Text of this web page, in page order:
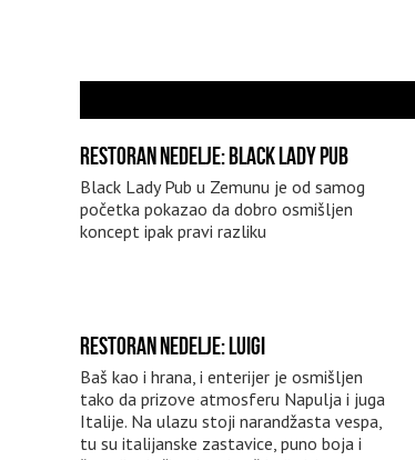
RESTORAN NEDELJE: BLACK LADY PUB
Black Lady Pub u Zemunu je od samog
početka pokazao da dobro osmišljen
koncept ipak pravi razliku
RESTORAN NEDELJE: LUIGI
Baš kao i hrana, i enterijer je osmišljen
tako da prizove atmosferu Napulja i juga
Italije. Na ulazu stoji narandžasta vespa,
tu su italijanske zastavice, puno boja i